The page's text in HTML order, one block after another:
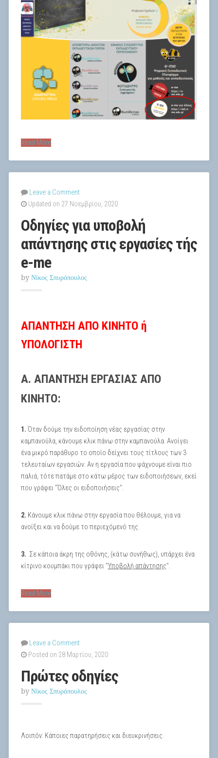
Read More
Leave a Comment
Updated on 27 Νοεμβρίου, 2020
Οδηγίες για υποβολή
απάντησης στις εργασίες τής
e-me
by Νίκος Σπυρόπουλος
ΑΠΑΝΤΗΣΗ ΑΠΟ ΚΙΝΗΤΟ ή
ΥΠΟΛΟΓΙΣΤΗ
Α. ΑΠΑΝΤΗΣΗ ΕΡΓΑΣΙΑΣ ΑΠΟ
ΚΙΝΗΤΟ:
1. Όταν δούμε την ειδοποίηση νέας εργασίας στην
καμπανούλα, κάνουμε κλικ πάνω στην καμπανούλα. Ανοίγει
ένα μικρό παράθυρο το οποίο δείχνει τους τίτλους των 3
τελευταίων εργασιών. Αν η εργασία που ψάχνουμε είναι πιο
παλιά, τότε πατάμε στο κάτω μέρος των ειδοποιήσεων, εκεί
που γράφει "Όλες οι ειδοποιήσεις".
2. Κάνουμε κλικ πάνω στην εργασία που θέλουμε, για να
ανοίξει και να δούμε το περιεχόμενό της.
3. Σε κάποια άκρη της οθόνης, (κάτω συνήθως), υπάρχει ένα
κίτρινο κουμπάκι που γράφει "Υποβολή απάντησης".
Read More
Leave a Comment
Posted on 28 Μαρτίου, 2020
Πρώτες οδηγίες
by Νίκος Σπυρόπουλος
Λοιπόν: Κάποιες παρατηρήσεις και διευκρινήσεις.